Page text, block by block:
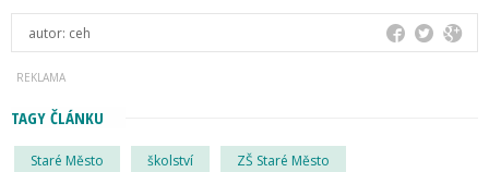
autor: ceh
TAGY ČLÁNKU
Staré Město školství ZŠ Staré Město